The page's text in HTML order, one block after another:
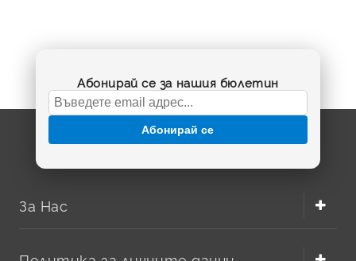
Абонирай се за нашия бюлетин
Абонирай се
За Нас